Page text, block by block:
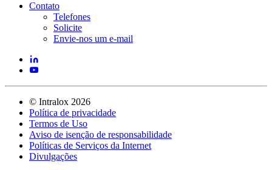
Contato
Telefones
Solicite
Envie-nos um e-mail
© Intralox 2026
Política de privacidade
Termos de Uso
Aviso de isenção de responsabilidade
Políticas de Serviços da Internet
Divulgações